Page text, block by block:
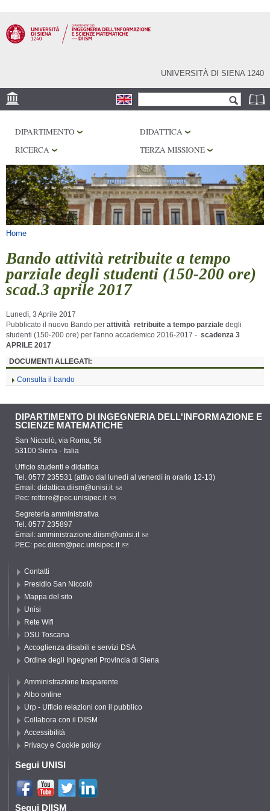
contenuto
principale
UNIVERSITÀ DI SIENA 1240
Form di ricerca
PHD PROGRAM
LABORATORI
BIBLIOTECHE
SERVIZI
DIPARTIMENTO
DIDATTICA
RICERCA
TERZA MISSIONE
Tu sei qui
Home
Bando attività retribuite a tempo
parziale degli studenti (150-200 ore)
scad.3 aprile 2017
Lunedì, 3 Aprile 2017
Pubblicato il nuovo Bando per attività retribuite a tempo parziale degli
studenti (150-200 ore) per l'anno accademico 2016-2017 - scadenza 3
APRILE 2017
DOCUMENTI ALLEGATI:
Consulta il bando
DIPARTIMENTO DI INGEGNERIA DELL'INFORMAZIONE E
SCIENZE MATEMATICHE
San Niccolò, via Roma, 56
53100 Siena - Italia
Ufficio studenti e didattica
Tel. 0577 235531 (attivo dal lunedì al venerdì in orario 12-13)
Email: didattica.diism@unisi.it
Pec: rettore@pec.unisipec.it
Segreteria amministrativa
Tel. 0577 235897
Email: amministrazione.diism@unisi.it
PEC: pec.diism@pec.unisipec.it
Contatti
Presidio San Niccolò
Mappa del sito
Unisi
Rete Wifi
DSU Toscana
Accoglienza disabili e servizi DSA
Ordine degli Ingegneri Provincia di Siena
Amministrazione trasparente
Albo online
Urp - Ufficio relazioni con il pubblico
Collabora con il DIISM
Accessibilità
Privacy e Cookie policy
Segui UNISI
Segui DIISM